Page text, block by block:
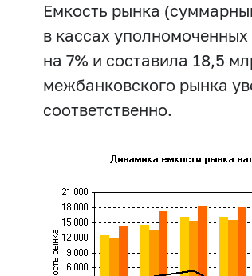
Емкость рынка
в кассах
на 7% и составила 18,5
межбанковского рынка
соответственно.